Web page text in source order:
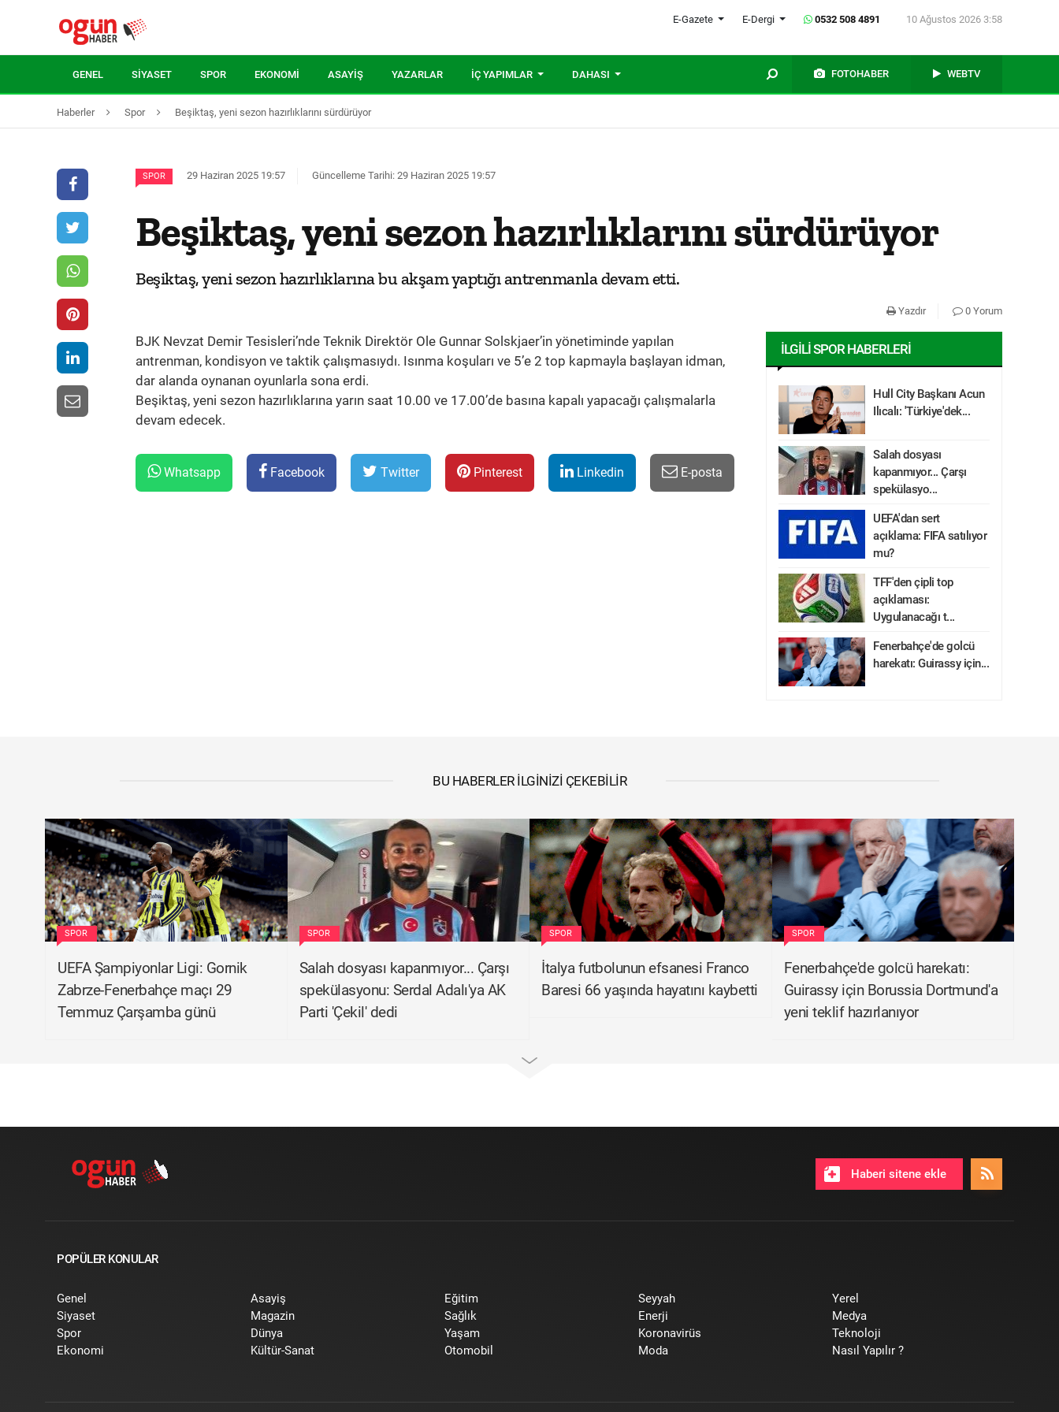
E-Gazete E-Dergi 0532 508 4891 10 Ağustos 2026 3:58
GENEL SIYASET SPOR EKONOMI ASAYIŞ YAZARLAR İÇ YAPIMLAR DAHASI FOTOHABER WEBTV
Haberler Spor Beşiktaş, yeni sezon hazırlıklarını sürdürüyor
SPOR 29 Haziran 2025 19:57 Güncelleme Tarihi: 29 Haziran 2025 19:57
Beşiktaş, yeni sezon hazırlıklarını sürdürüyor
Beşiktaş, yeni sezon hazırlıklarına bu akşam yaptığı antrenmanla devam etti.
Yazdır 0 Yorum
BJK Nevzat Demir Tesisleri’nde Teknik Direktör Ole Gunnar Solskjaer’in yönetiminde yapılan
antrenman, kondisyon ve taktik çalışmasıydı. Isınma koşuları ve 5’e 2 top kapmayla başlayan idman,
dar alanda oynanan oyunlarla sona erdi.
Beşiktaş, yeni sezon hazırlıklarına yarın saat 10.00 ve 17.00’de basına kapalı yapacağı çalışmalarla
devam edecek.
Whatsapp Facebook Twitter Pinterest Linkedin E-posta
İLGILI SPOR HABERLERI
Hull City Başkanı Acun
Ilıcalı: 'Türkiye'dek...
Salah dosyası
kapanmıyor... Çarşı
spekülasyo...
UEFA'dan sert
açıklama: FIFA satılıyor
mu?
TFF'den çipli top
açıklaması:
Uygulanacağı t...
Fenerbahçe'de golcü
harekatı: Guirassy için...
BU HABERLER İLGINIZI ÇEKEBILIR
SPOR
UEFA Şampiyonlar Ligi: Gornik
Zabrze-Fenerbahçe maçı 29
Temmuz Çarşamba günü
SPOR
Salah dosyası kapanmıyor... Çarşı
spekülasyonu: Serdal Adalı'ya AK
Parti 'Çekil' dedi
SPOR
İtalya futbolunun efsanesi Franco
Baresi 66 yaşında hayatını kaybetti
SPOR
Fenerbahçe'de golcü harekatı:
Guirassy için Borussia Dortmund'a
yeni teklif hazırlanıyor
Haberi sitene ekle
POPÜLER KONULAR
Genel
Siyaset
Spor
Ekonomi
Asayiş
Magazin
Dünya
Kültür-Sanat
Eğitim
Sağlık
Yaşam
Otomobil
Seyyah
Enerji
Koronavirüs
Moda
Yerel
Medya
Teknoloji
Nasıl Yapılır ?